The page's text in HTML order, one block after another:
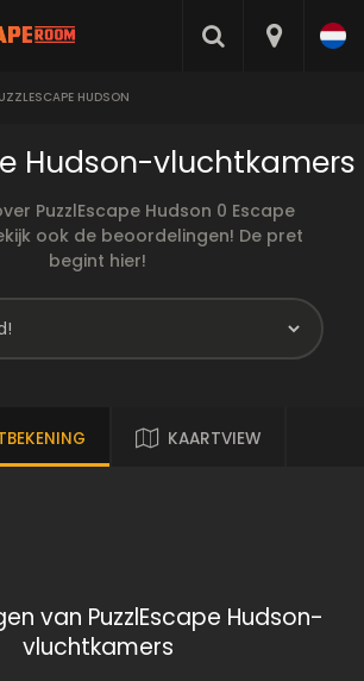
HUDSON
Hudson-vluchtkamers
PuzzlEscape Hudson 0 Escape
ook de beoordelingen! De pret
begint hier!
KAARTVIEW
van PuzzlEscape Hudson-
vluchtkamers